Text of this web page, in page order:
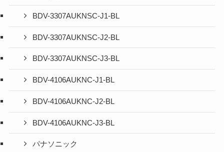
BDV-3307AUKNSC-J1-BL
BDV-3307AUKNSC-J2-BL
BDV-3307AUKNSC-J3-BL
BDV-4106AUKNC-J1-BL
BDV-4106AUKNC-J2-BL
BDV-4106AUKNC-J3-BL
パナソニック